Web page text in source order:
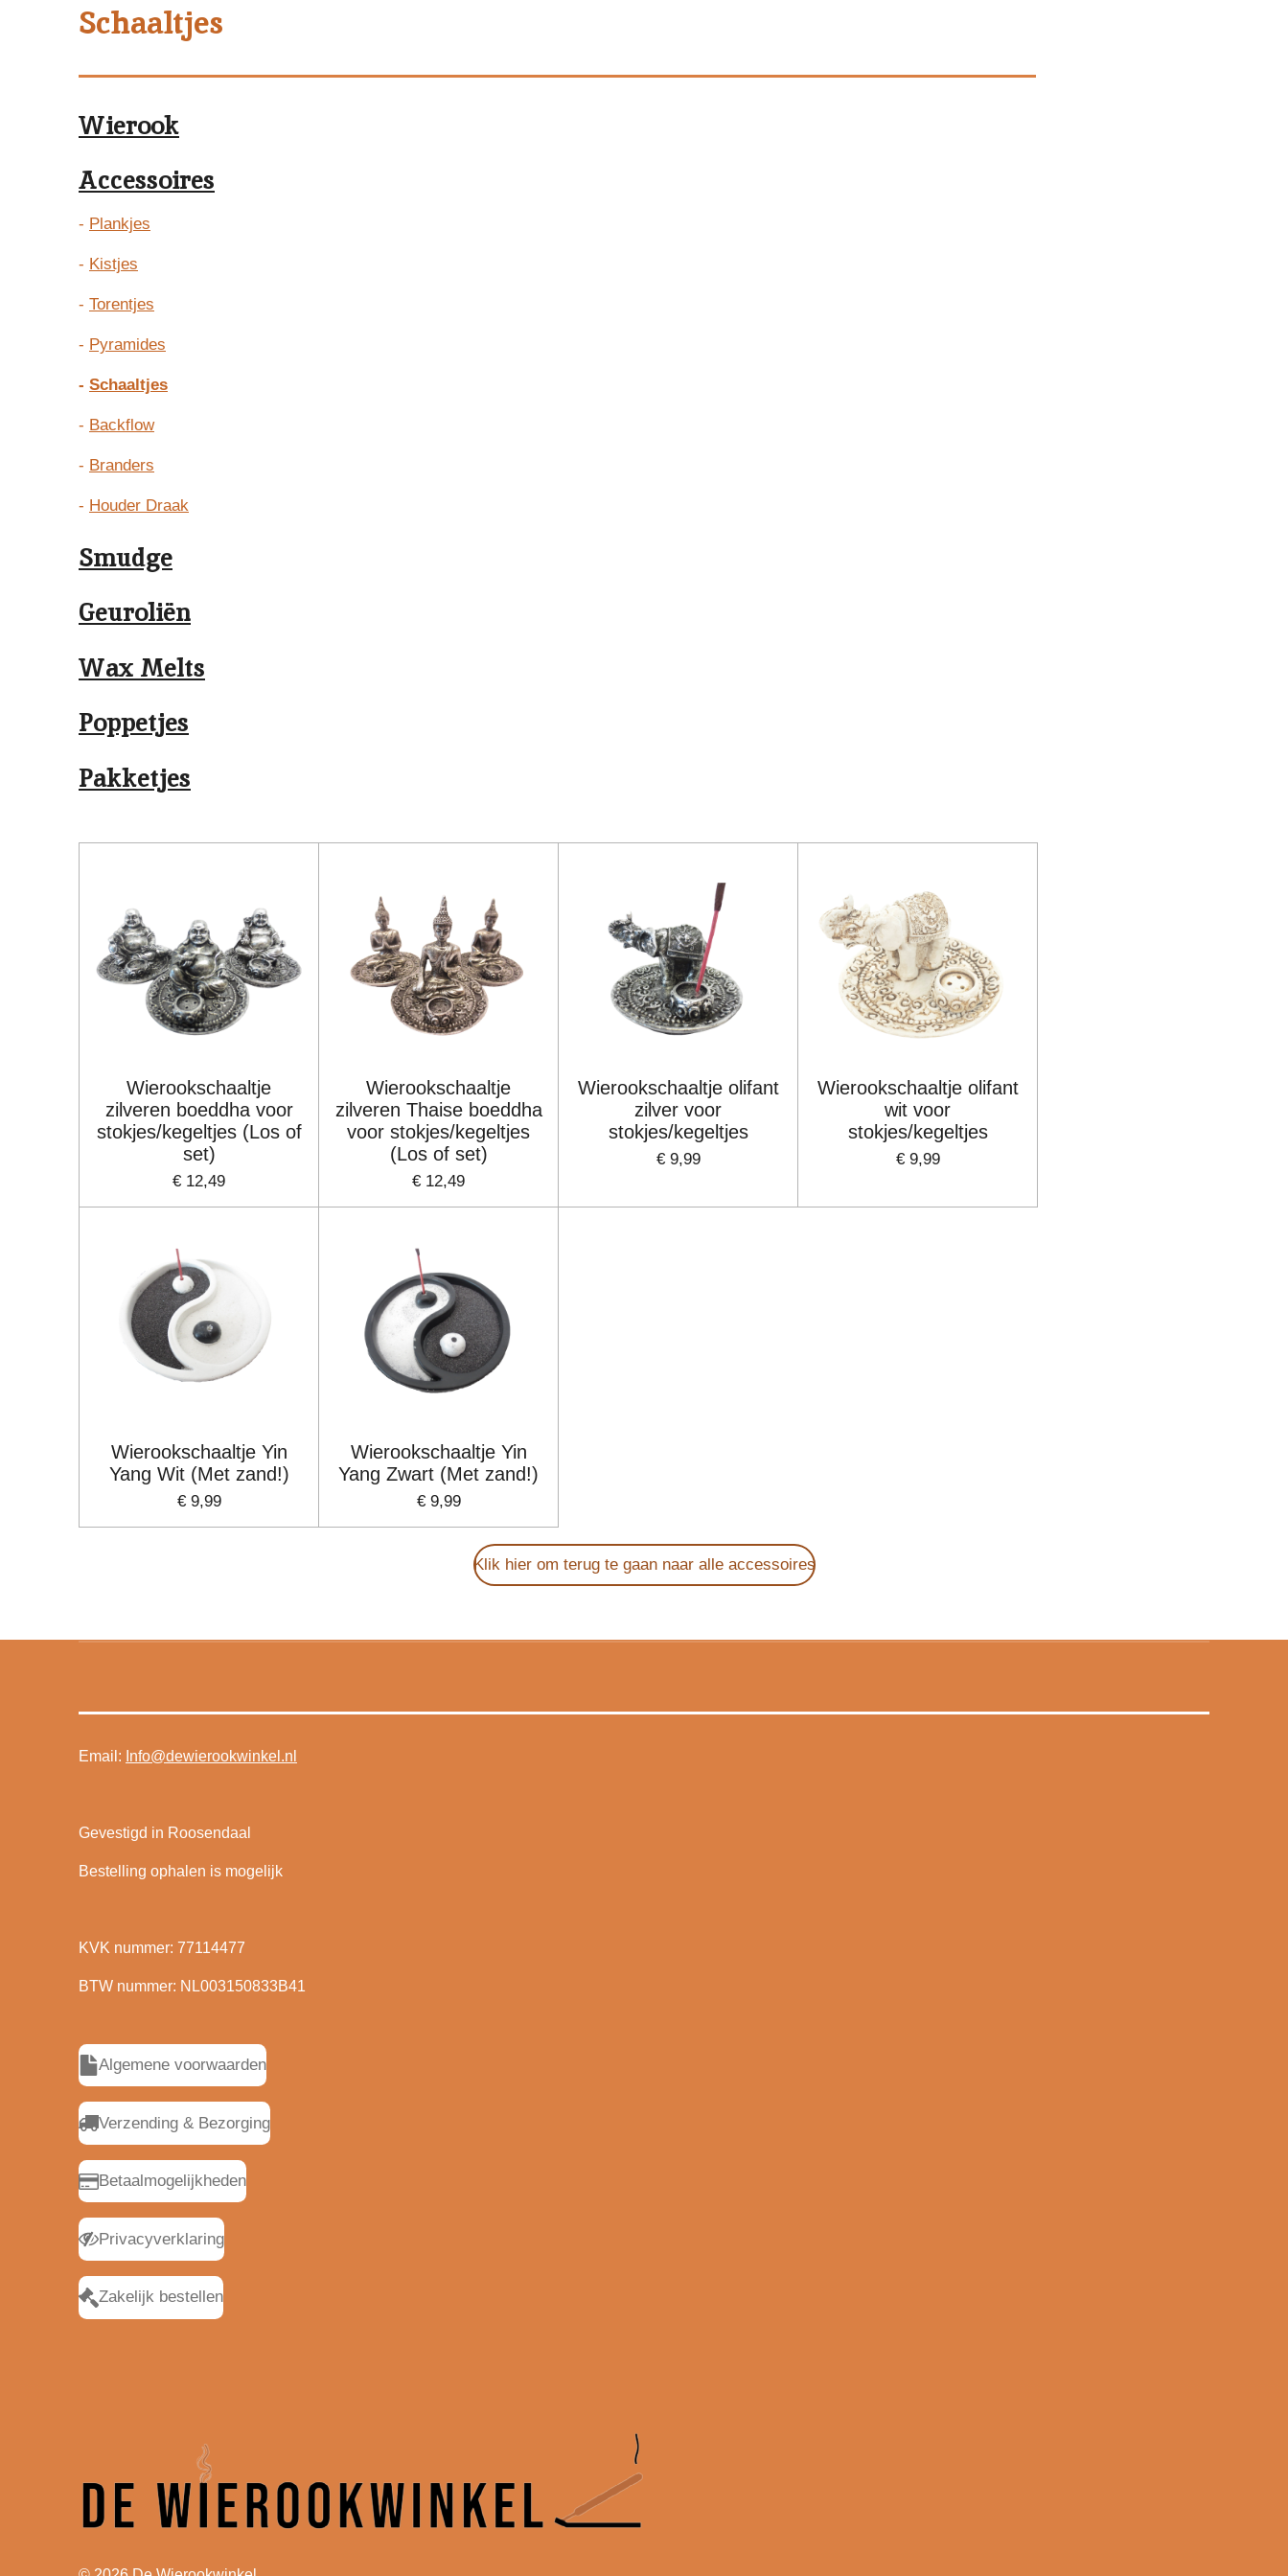
Schaaltjes
Wierook
Accessoires
- Plankjes
- Kistjes
- Torentjes
- Pyramides
- Schaaltjes
- Backflow
- Branders
- Houder Draak
Smudge
Geuroliën
Wax Melts
Poppetjes
Pakketjes
Wierookschaaltje
zilveren boeddha voor
stokjes/kegeltjes (Los of
set)
€ 12,49
Wierookschaaltje
zilveren Thaise boeddha
voor stokjes/kegeltjes
(Los of set)
€ 12,49
Wierookschaaltje olifant
zilver voor
stokjes/kegeltjes
€ 9,99
Wierookschaaltje olifant
wit voor
stokjes/kegeltjes
€ 9,99
Wierookschaaltje Yin
Yang Wit (Met zand!)
€ 9,99
Wierookschaaltje Yin
Yang Zwart (Met zand!)
€ 9,99
Klik hier om terug te gaan naar alle accessoires
Email: Info@dewierookwinkel.nl
Gevestigd in Roosendaal
Bestelling ophalen is mogelijk
KVK nummer: 77114477
BTW nummer: NL003150833B41
Algemene voorwaarden
Verzending & Bezorging
Betaalmogelijkheden
Privacyverklaring
Zakelijk bestellen